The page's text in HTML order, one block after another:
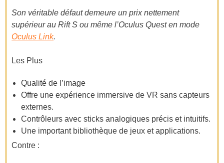
Son véritable défaut demeure un prix nettement
supérieur au Rift S ou même l’Oculus Quest en mode
Oculus Link.
Les Plus
Qualité de l’image
Offre une expérience immersive de VR sans capteurs
externes.
Contrôleurs avec sticks analogiques précis et intuitifs.
Une important bibliothèque de jeux et applications.
Contre :